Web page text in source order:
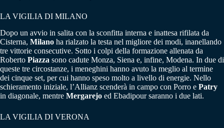
LA VIGILIA DI MILANO
Dopo un avvio in salita con la sconfitta interna e inattesa rifilata da
Cisterna, Milano ha rialzato la testa nel migliore dei modi, inanellando
tre vittorie consecutive. Sotto i colpi della formazione allenata da
Roberto Piazza sono cadute Monza, Siena e, infine, Modena. In due di
queste tre circostanze, i meneghini hanno avuto la meglio al termine
dei cinque set, per cui hanno speso molto a livello di energie. Nello
schieramento iniziale, l’Allianz scenderà in campo con Porro e Patry
in diagonale, mentre Mergarejo ed Ebadipour saranno i due lati.
LA VIGILIA DI VERONA